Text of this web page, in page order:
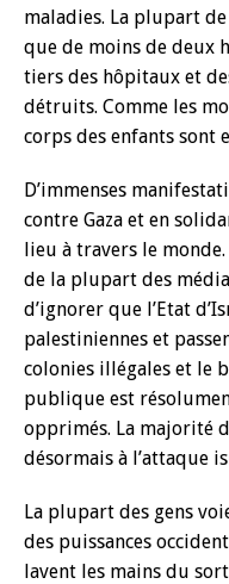
maladies. La plupart
que de moins de deux
tiers des hôpitaux et
détruits. Comme les
corps des enfants sont
D’immenses
contre Gaza et en
lieu à travers le
de la plupart des
d’ignorer que l’Etat
palestiniennes et
colonies illégales et le
publique est
opprimés. La majorité
désormais à l’attaque
La plupart des gens
des puissances
lavent les mains du